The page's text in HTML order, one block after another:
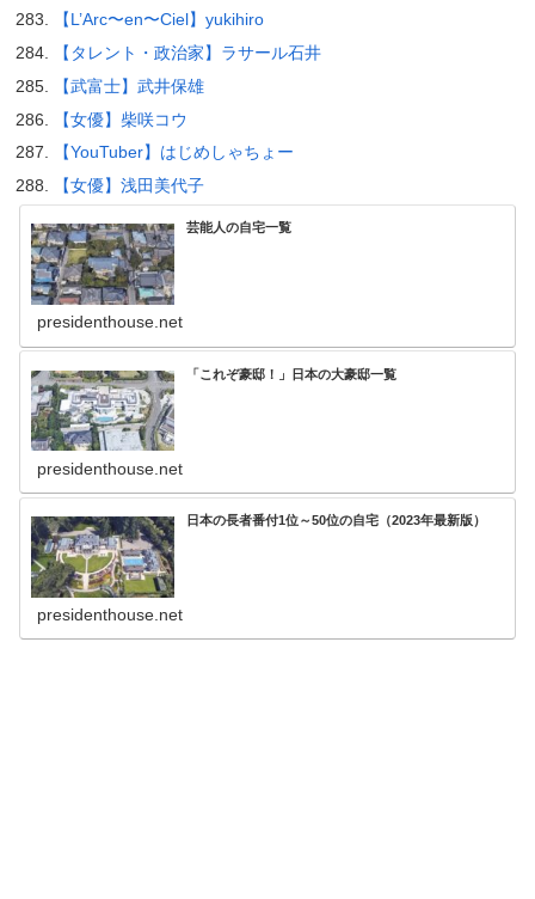
【L’Arc〜en〜Ciel】yukihiro
【タレント・政治家】ラサール石井
【武富士】武井保雄
【女優】柴咲コウ
【YouTuber】はじめしゃちょー
【女優】浅田美代子
芸能人の自宅一覧
presidenthouse.net
「これぞ豪邸！」日本の大豪邸一覧
presidenthouse.net
日本の長者番付1位～50位の自宅（2023年最新版）
presidenthouse.net